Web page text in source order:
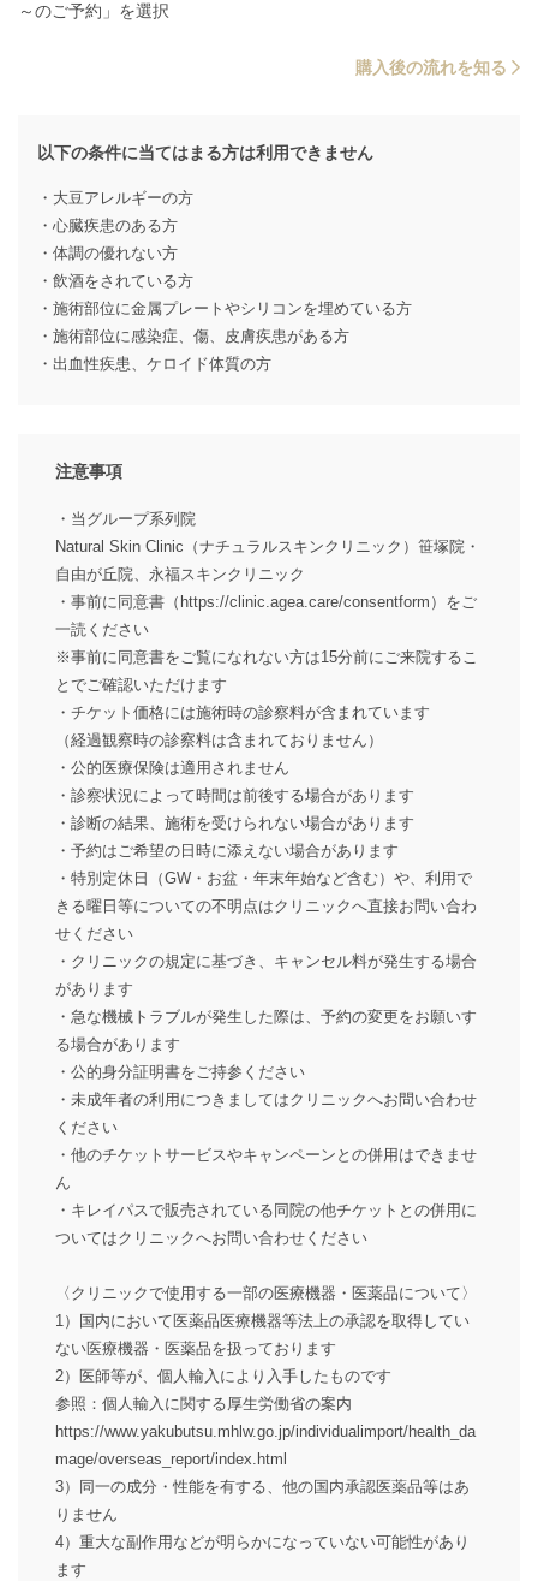
～のご予約」を選択
購入後の流れを知る
以下の条件に当てはまる方は利用できません
・大豆アレルギーの方
・心臓疾患のある方
・体調の優れない方
・飲酒をされている方
・施術部位に金属プレートやシリコンを埋めている方
・施術部位に感染症、傷、皮膚疾患がある方
・出血性疾患、ケロイド体質の方
注意事項
・当グループ系列院
Natural Skin Clinic（ナチュラルスキンクリニック）笹塚院・
自由が丘院、永福スキンクリニック
・事前に同意書（https://clinic.agea.care/consentform）をご
一読ください
※事前に同意書をご覧になれない方は15分前にご来院するこ
とでご確認いただけます
・チケット価格には施術時の診察料が含まれています
（経過観察時の診察料は含まれておりません）
・公的医療保険は適用されません
・診察状況によって時間は前後する場合があります
・診断の結果、施術を受けられない場合があります
・予約はご希望の日時に添えない場合があります
・特別定休日（GW・お盆・年末年始など含む）や、利用で
きる曜日等についての不明点はクリニックへ直接お問い合わ
せください
・クリニックの規定に基づき、キャンセル料が発生する場合
があります
・急な機械トラブルが発生した際は、予約の変更をお願いす
る場合があります
・公的身分証明書をご持参ください
・未成年者の利用につきましてはクリニックへお問い合わせ
ください
・他のチケットサービスやキャンペーンとの併用はできませ
ん
・キレイパスで販売されている同院の他チケットとの併用に
ついてはクリニックへお問い合わせください
〈クリニックで使用する一部の医療機器・医薬品について〉
1）国内において医薬品医療機器等法上の承認を取得してい
ない医療機器・医薬品を扱っております
2）医師等が、個人輸入により入手したものです
参照：個人輸入に関する厚生労働省の案内
https://www.yakubutsu.mhlw.go.jp/individualimport/health_da
mage/overseas_report/index.html
3）同一の成分・性能を有する、他の国内承認医薬品等はあ
りません
4）重大な副作用などが明らかになっていない可能性があり
ます